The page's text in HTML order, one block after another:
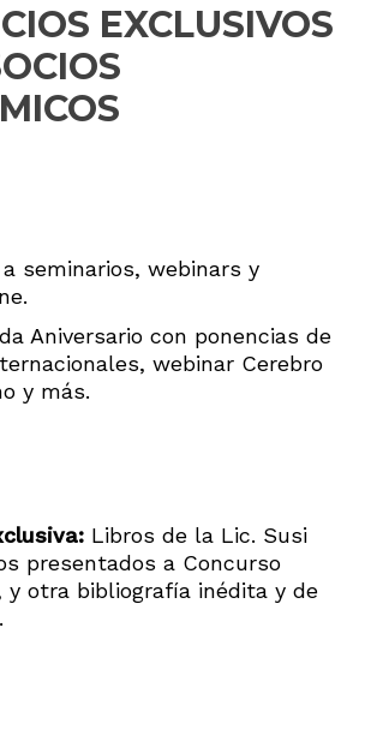
EXCLUSIVOS
seminarios, webinars y
Aniversario con ponencias de
webinar Cerebro
y más.
Libros de la Lic. Susi
presentados a Concurso
y otra bibliografía inédita y de